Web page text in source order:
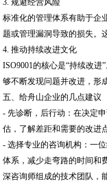
标准化的管理体系有助于企
题或管理漏洞导致的损失。
4. 推动持续改进文化
ISO9001的核心是“持续改
够不断发现问题并改进，形
五、给舟山企业的几点建议
- 先诊断，后行动：在决定
估，了解差距和需要的改进
- 选择专业的咨询机构：一
体系，减少走弯路的时间和
深咨询师组成的技术团队，